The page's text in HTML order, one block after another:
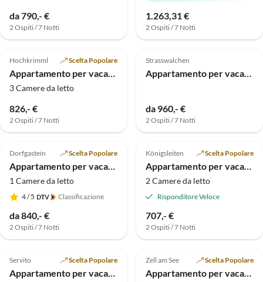
da 790,- €
2 Ospiti / 7 Notti
1.263,31 €
2 Ospiti / 7 Notti
Alto
4.9 (7)
Hochkrimml Scelta Popolare
Appartamento per vacanze Chalet a Hochkrimml per 8 persone
3 Camere da letto
826,- €
2 Ospiti / 7 Notti
Alto
5.0 (3)
Strasswalchen
Appartamento per vacanze Rauchenschwandtner
da 960,- €
2 Ospiti / 7 Notti
Alto
5.0 (2)
Dorfgastein Scelta Popolare
Appartamento per vacanze Bio Bauernhof TORBAUER
1 Camere da letto
4/ 5 Classificazione
da 840,- €
2 Ospiti / 7 Notti
Alto
5.0 (1)
Königsleiten Scelta Popolare
Appartamento per vacanze con sauna per 6 persone
2 Camere da letto
Risponditore Veloce
707,- €
2 Ospiti / 7 Notti
Servito Scelta Popolare
Appartamento per vacanze Oberdachebenhof Dienten
Alto
Zell am See Scelta Popolare
Appartamento per vacanze Schmittenblick - Casa Hollaus